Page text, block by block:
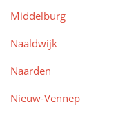
Middelburg
Naaldwijk
Naarden
Nieuw-Vennep